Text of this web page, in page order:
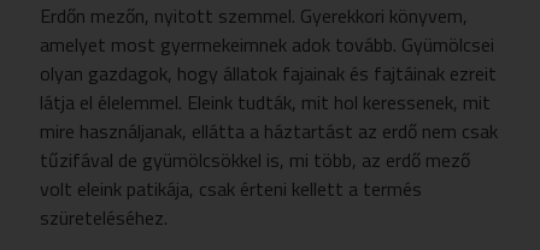
Erdőn mezőn, nyitott szemmel. Gyerekkori könyvem,
amelyet most gyermekeimnek adok tovább. Gyümölcsei
olyan gazdagok, hogy állatok fajainak és fajtáinak ezreit
látja el élelemmel. Eleink tudták, mit hol keressenek, mit
mire használjanak, ellátta a háztartást az erdő nem csak
tűzifával de gyümölcsökkel is, mi több, az erdő mező
volt eleink patikája, csak érteni kellett a termés
szüreteléséhez.